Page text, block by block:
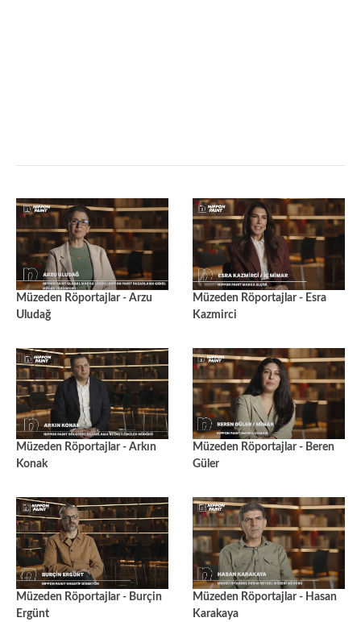
Müzeden Röportajlar - Arzu
Uludağ
Müzeden Röportajlar - Esra
Kazmirci
Müzeden Röportajlar - Arkın
Konak
Müzeden Röportajlar - Beren
Güler
Müzeden Röportajlar - Burçin
Ergünt
Müzeden Röportajlar - Hasan
Karakaya